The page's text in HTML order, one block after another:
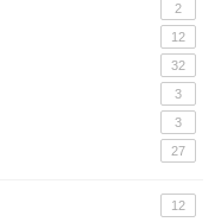
2
12
32
3
3
27
12